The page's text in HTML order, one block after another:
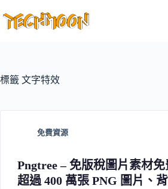
至
容
標籤 文字特效
免費資源
Pngtree – 免版稅圖片素材免
超過 400 萬張 PNG 圖片、